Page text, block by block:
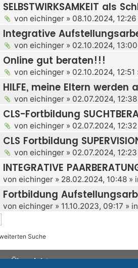
SELBSTWIRKSAMKEIT als
von eichinger » 08.10.2024, 12:26
Integrative
von eichinger » 02.10.2024, 13:00
Online gut beraten!!!
von eichinger » 02.10.2024, 12:51
HILFE, meine Eltern werden
von eichinger » 02.07.2024, 12:38
CLS-Fortbildung
von eichinger » 02.07.2024, 12:32
CLS Fortbildung
von eichinger » 02.07.2024, 12:23
INTEGRATIVE
von eichinger » 28.02.2024, 10:48 »
Fortbildung
von eichinger » 11.10.2023, 09:17 » in
Suche
Übersicht